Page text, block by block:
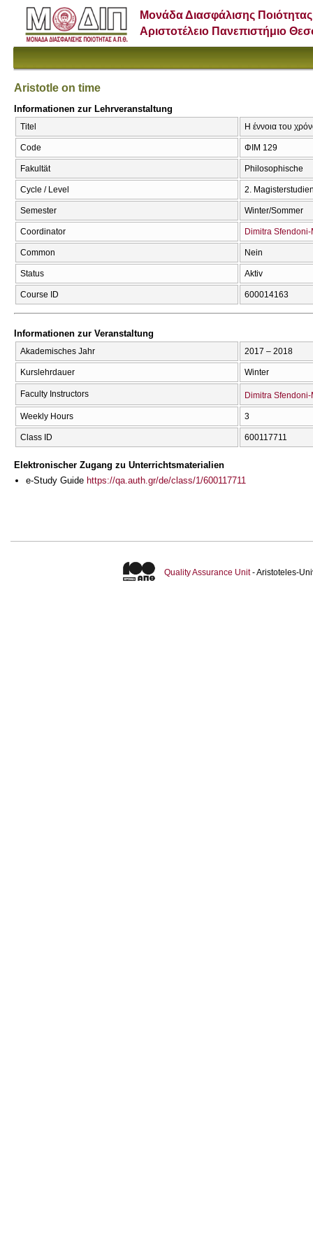
Μονάδα Διασφάλισης Ποιότητας
Αριστοτέλειο Πανεπιστήμιο
Aristotle on time
Informationen zur Lehrveranstaltung
Titel Η έννοια του
Code ΦΙΜ 129
Fakultät Philosophische
Cycle / Level 2.
Semester Winter/Sommer
Coordinator Dimitra
Common Nein
Status Aktiv
Course ID 600014163
Informationen zur Veranstaltung
Akademisches Jahr 2017 – 2018
Kurslehrdauer Winter
Faculty Instructors Dimitra
Weekly Hours 3
Class ID 600117711
Elektronischer Zugang zu Unterrichtsmaterialien
e-Study Guide https://qa.auth.gr/de/class/1/600117711
Quality Assurance Unit- Aristoteles-